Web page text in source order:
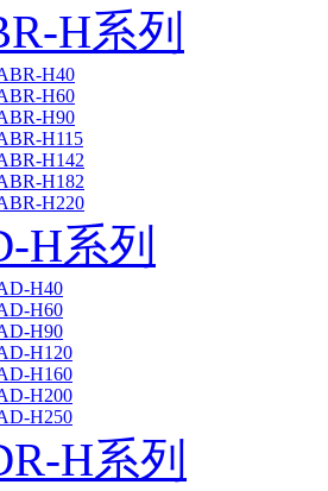
H系列
H40
H60
H90
H115
H142
H182
H220
H系列
H40
H60
H90
H120
H160
H200
H250
H系列